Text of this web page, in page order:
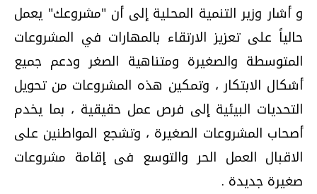
و أشار وزير التنمية المحلية إلى أن "مشروعك" يعمل
حالياً على تعزيز الارتقاء بالمهارات في المشروعات
المتوسطة والصغيرة ومتناهية الصغر ودعم جميع
أشكال الابتكار ، وتمكين هذه المشروعات من تحويل
التحديات البيئية إلى فرص عمل حقيقية ، بما يخدم
أصحاب المشروعات الصغيرة ، وتشجع المواطنين على
الاقبال العمل الحر والتوسع فى إقامة مشروعات
صغيرة جديدة .